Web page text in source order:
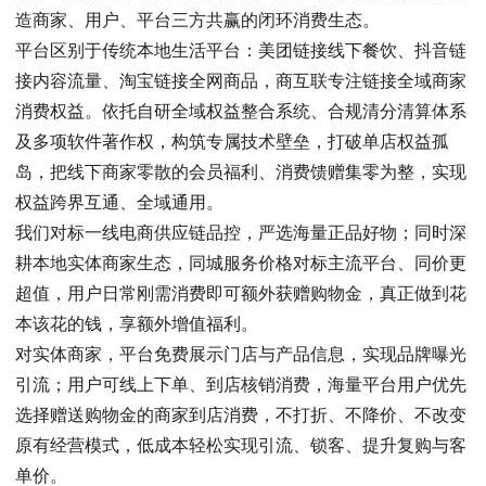
造商家、用户、平台三方共赢的闭环消费生态。
平台区别于传统本地生活平台：美团链接线下餐饮、抖音链
接内容流量、淘宝链接全网商品，商互联专注链接全域商家
消费权益。依托自研全域权益整合系统、合规清分清算体系
及多项软件著作权，构筑专属技术壁垒，打破单店权益孤
岛，把线下商家零散的会员福利、消费馈赠集零为整，实现
权益跨界互通、全域通用。
我们对标一线电商供应链品控，严选海量正品好物；同时深
耕本地实体商家生态，同城服务价格对标主流平台、同价更
超值，用户日常刚需消费即可额外获赠购物金，真正做到花
本该花的钱，享额外增值福利。
对实体商家，平台免费展示门店与产品信息，实现品牌曝光
引流；用户可线上下单、到店核销消费，海量平台用户优先
选择赠送购物金的商家到店消费，不打折、不降价、不改变
原有经营模式，低成本轻松实现引流、锁客、提升复购与客
单价。